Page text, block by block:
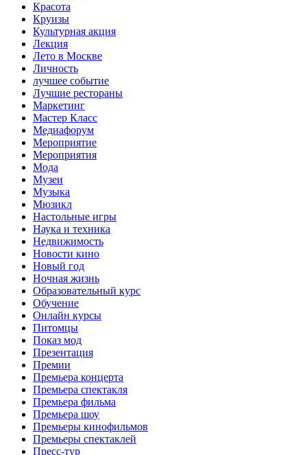
Красота
Круизы
Культурная акция
Лекция
Лето в Москве
Личность
лучшее событие
Лучшие рестораны
Маркетинг
Мастер Класс
Медиафорум
Мероприятие
Мероприятия
Мода
Музеи
Музыка
Мюзикл
Настольные игры
Наука и техника
Недвижимость
Новости кино
Новый год
Ночная жизнь
Образовательный курс
Обучение
Онлайн курсы
Питомцы
Показ мод
Презентация
Премии
Премьера концерта
Премьера спектакля
Премьера фильма
Премьера шоу
Премьеры кинофильмов
Премьеры спектаклей
Пресс-тур